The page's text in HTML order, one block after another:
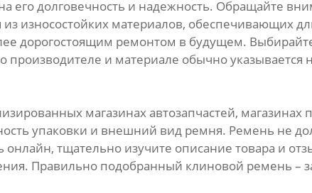
его долговечность и надежность. Обращайте
износостойких материалов, обеспечивающих
дорогостоящим ремонтом в будущем.
и материале обычно указывается
магазинах автозапчастей,
упаковки и внешний вид ремня. Ремень не
тщательно изучите описание товара и
Правильно подобранный клиновой ремень –